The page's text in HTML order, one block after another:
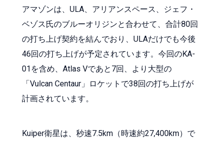
アマゾンは、ULA、アリアンスペース、ジェフ・
ベゾス氏のブルーオリジンと合わせて、合計80回
の打ち上げ契約を結んでおり、ULAだけでも今後
46回の打ち上げが予定されています。今回のKA-
01を含め、Atlas Vであと7回、より大型の
「Vulcan Centaur」ロケットで38回の打ち上げが
計画されています。
Kuiper衛星は、秒速7.5km（時速約27,400km）で